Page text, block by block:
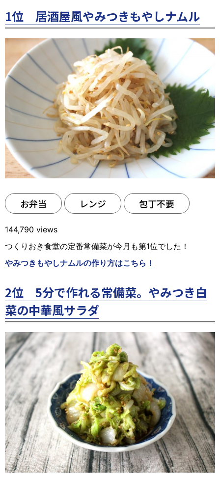
1位 居酒屋風やみつきもやしナムル
お弁当 レンジ 包丁不要
144,790 views
つくりおき食堂の定番常備菜が今月も第1位でした！
やみつきもやしナムルの作り方はこちら！
2位 5分で作れる常備菜。やみつき白
菜の中華風サラダ